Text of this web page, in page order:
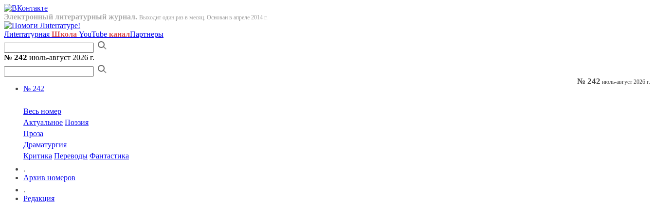
Электронный литературный журнал. Выходит один раз в месяц. Основан в апреле 2014 г.
Лиterraтурная Школа YouTube каналПартнеры
№ 242 июль-август 2026 г.
№ 242
Весь номер
Актуальное Поэзия
Проза
Драматургия
Критика Переводы Фантастика
.
Архив номеров
.
Редакция
№ 242 июль-август 2026 г.